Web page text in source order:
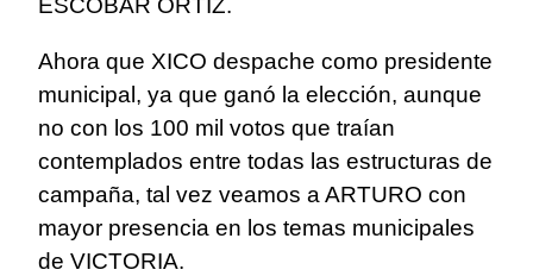
ESCOBAR ORTIZ.
Ahora que XICO despache como presidente
municipal, ya que ganó la elección, aunque
no con los 100 mil votos que traían
contemplados entre todas las estructuras de
campaña, tal vez veamos a ARTURO con
mayor presencia en los temas municipales
de VICTORIA.